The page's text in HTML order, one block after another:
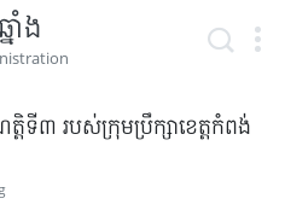
ាំង
ទី៣ របស់ក្រុមប្រឹក្សាខេត្តកំពង់